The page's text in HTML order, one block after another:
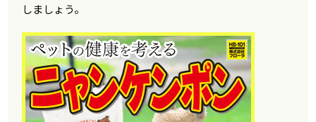
しましょう。